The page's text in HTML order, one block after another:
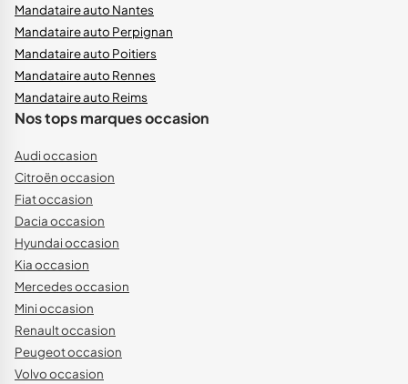
Mandataire auto Nantes
Mandataire auto Perpignan
Mandataire auto Poitiers
Mandataire auto Rennes
Mandataire auto Reims
Nos tops marques occasion
Audi occasion
Citroën occasion
Fiat occasion
Dacia occasion
Hyundai occasion
Kia occasion
Mercedes occasion
Mini occasion
Renault occasion
Peugeot occasion
Volvo occasion